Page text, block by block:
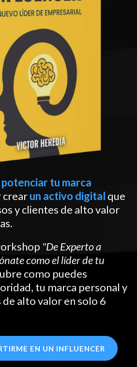
potenciar tu marca
crearun activo digital que
y clientes de alto valor
"De Experto a
como el líder de tu
como puedes
tu marca personal y
alto valor en solo 6
EN UN INFLUENCER